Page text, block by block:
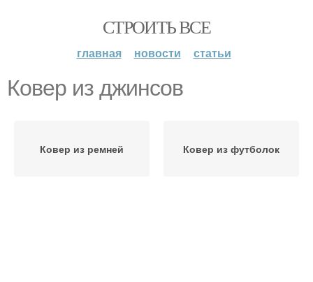
СТРОИТЬ ВСЕ
главная новости статьи
Ковер из джинсов
Ковер из ремней Ковер из футболок